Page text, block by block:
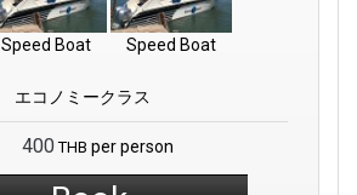
Speed Boat Speed Boat
エコノミークラス
400 THB per person